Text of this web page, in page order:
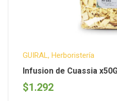
GUIRAL, Herboristería
Infusion de Cuassia
$1.292